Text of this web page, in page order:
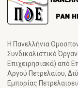
Η Πανελλήνια
Συνδικαλιστικό
Επιχειρησιακά) από
Αργού Πετρελαίου,
Εμπορίας